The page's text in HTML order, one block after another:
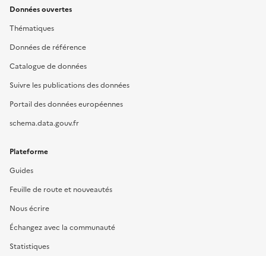
Données ouvertes
Thématiques
Données de référence
Catalogue de données
Suivre les publications des données
Portail des données européennes
schema.data.gouv.fr
Plateforme
Guides
Feuille de route et nouveautés
Nous écrire
Échangez avec la communauté
Statistiques